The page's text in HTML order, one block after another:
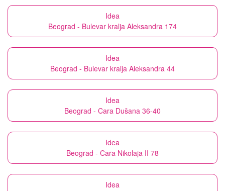
Idea
Beograd - Bulevar kralja Aleksandra 174
Idea
Beograd - Bulevar kralja Aleksandra 44
Idea
Beograd - Cara Dušana 36-40
Idea
Beograd - Cara Nikolaja II 78
Idea